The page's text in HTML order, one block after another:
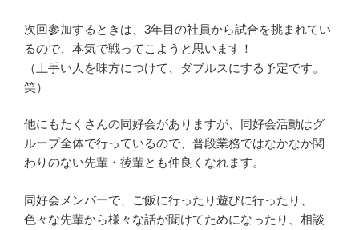
次回参加するときは、3年目の社員から試合を挑まれてい
るので、本気で戦ってこようと思います！
（上手い人を味方につけて、ダブルスにする予定です。
笑）
他にもたくさんの同好会がありますが、同好会活動はグ
ループ全体で行っているので、普段業務ではなかなか関
わりのない先輩・後輩とも仲良くなれます。
同好会メンバーで、ご飯に行ったり遊びに行ったり、
色々な先輩から様々な話が聞けてためになったり、相談